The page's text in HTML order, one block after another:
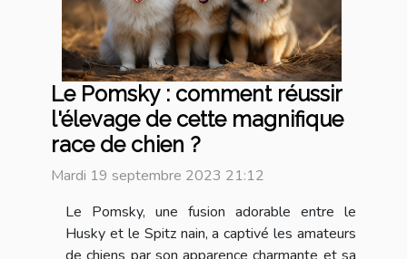
Le Pomsky : comment réussir
l'élevage de cette magnifique
race de chien ?
Mardi 19 septembre 2023 21:12
Le Pomsky, une fusion adorable entre le
Husky et le Spitz nain, a captivé les amateurs